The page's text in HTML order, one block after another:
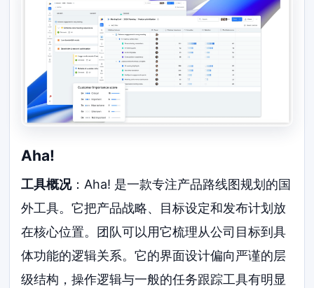
Aha!
工具概况：Aha! 是一款专注产品路线图规划的国
外工具。它把产品战略、目标设定和发布计划放
在核心位置。团队可以用它梳理从公司目标到具
体功能的逻辑关系。它的界面设计偏向严谨的层
级结构，操作逻辑与一般的任务跟踪工具有明显